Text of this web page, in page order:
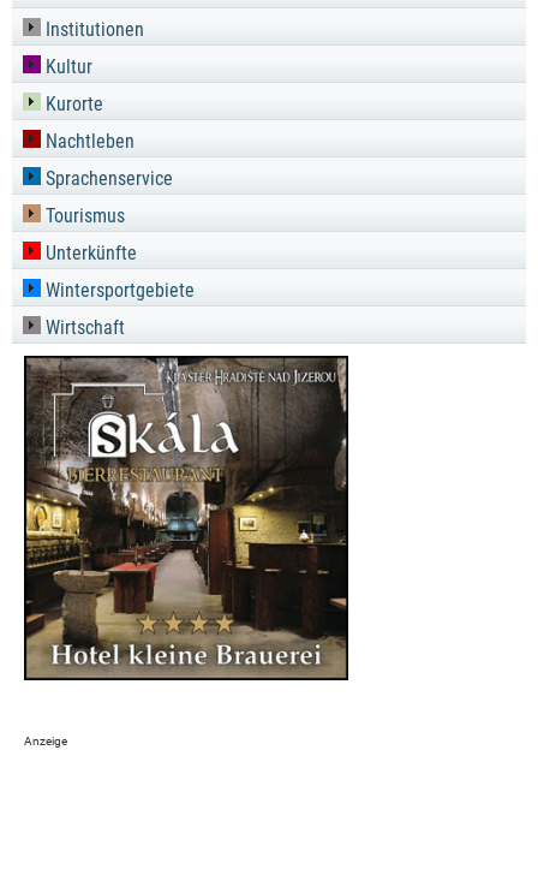
Institutionen
Kultur
Kurorte
Nachtleben
Sprachenservice
Tourismus
Unterkünfte
Wintersportgebiete
Wirtschaft